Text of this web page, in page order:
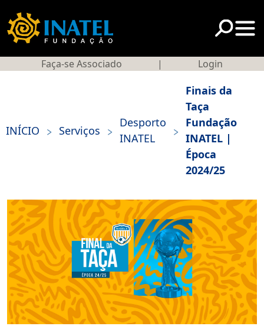
Faça-se Associado | Login
INÍCIO > Serviços > Desporto
INATEL
>
Finais da
Taça
Fundação
INATEL |
Época
2024/25